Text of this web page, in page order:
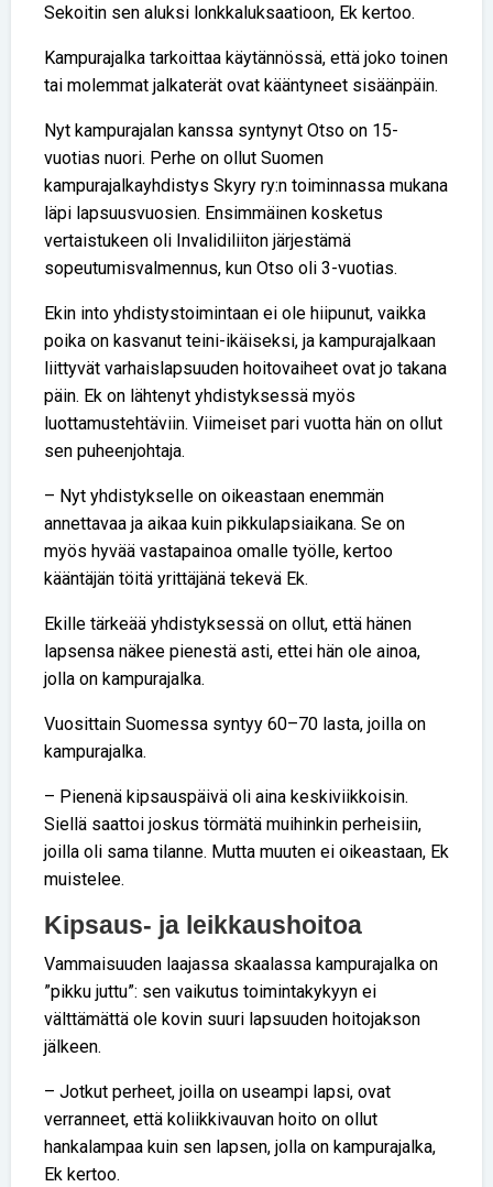
Sekoitin sen aluksi lonkkaluksaatioon, Ek kertoo.
Kampurajalka tarkoittaa käytännössä, että joko toinen
tai molemmat jalkaterät ovat kääntyneet sisäänpäin.
Nyt kampurajalan kanssa syntynyt Otso on 15-
vuotias nuori. Perhe on ollut Suomen
kampurajalkayhdistys Skyry ry:n toiminnassa mukana
läpi lapsuusvuosien. Ensimmäinen kosketus
vertaistukeen oli Invalidiliiton järjestämä
sopeutumisvalmennus, kun Otso oli 3-vuotias.
Ekin into yhdistystoimintaan ei ole hiipunut, vaikka
poika on kasvanut teini-ikäiseksi, ja kampurajalkaan
liittyvät varhaislapsuuden hoitovaiheet ovat jo takana
päin. Ek on lähtenyt yhdistyksessä myös
luottamustehtäviin. Viimeiset pari vuotta hän on ollut
sen puheenjohtaja.
– Nyt yhdistykselle on oikeastaan enemmän
annettavaa ja aikaa kuin pikkulapsiaikana. Se on
myös hyvää vastapainoa omalle työlle, kertoo
kääntäjän töitä yrittäjänä tekevä Ek.
Ekille tärkeää yhdistyksessä on ollut, että hänen
lapsensa näkee pienestä asti, ettei hän ole ainoa,
jolla on kampurajalka.
Vuosittain Suomessa syntyy 60–70 lasta, joilla on
kampurajalka.
– Pienenä kipsauspäivä oli aina keskiviikkoisin.
Siellä saattoi joskus törmätä muihinkin perheisiin,
joilla oli sama tilanne. Mutta muuten ei oikeastaan, Ek
muistelee.
Kipsaus- ja leikkaushoitoa
Vammaisuuden laajassa skaalassa kampurajalka on
”pikku juttu”: sen vaikutus toimintakykyyn ei
välttämättä ole kovin suuri lapsuuden hoitojakson
jälkeen.
– Jotkut perheet, joilla on useampi lapsi, ovat
verranneet, että koliikkivauvan hoito on ollut
hankalampaa kuin sen lapsen, jolla on kampurajalka,
Ek kertoo.